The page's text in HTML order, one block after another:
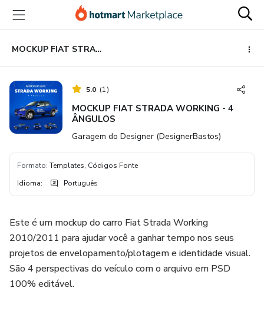
para
conteúdo
principal
para
pagamento
para
rodapé
MOCKUP FIAT STRADA WORKING - 4 ÂNGULOS
5.0 (1)
MOCKUP FIAT STRADA WORKING - 4
ÂNGULOS
Garagem do Designer (DesignerBastos)
Formato: Templates, Códigos Fonte
Idioma: Português
Este é um mockup do carro Fiat Strada Working
2010/2011 para ajudar você a ganhar tempo nos seus
projetos de envelopamento/plotagem e identidade visual.
São 4 perspectivas do veículo com o arquivo em PSD
100% editável.